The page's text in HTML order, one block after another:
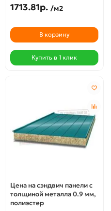
1713.81р. /м2
В корзину
Купить в 1 клик
Цена на сэндвич панели с
толщиной металла 0.9 мм,
полиэстер